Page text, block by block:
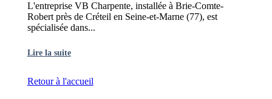
L'entreprise VB Charpente, installée à Brie-Comte-
Robert près de Créteil en Seine-et-Marne (77), est
spécialisée dans...
Lire la suite
Retour à l'accueil